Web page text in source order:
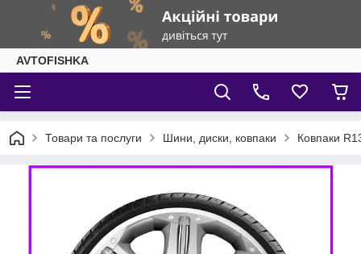
AVTOFISHKA
Товари та послуги Шини, диски, ковпаки Ковпаки